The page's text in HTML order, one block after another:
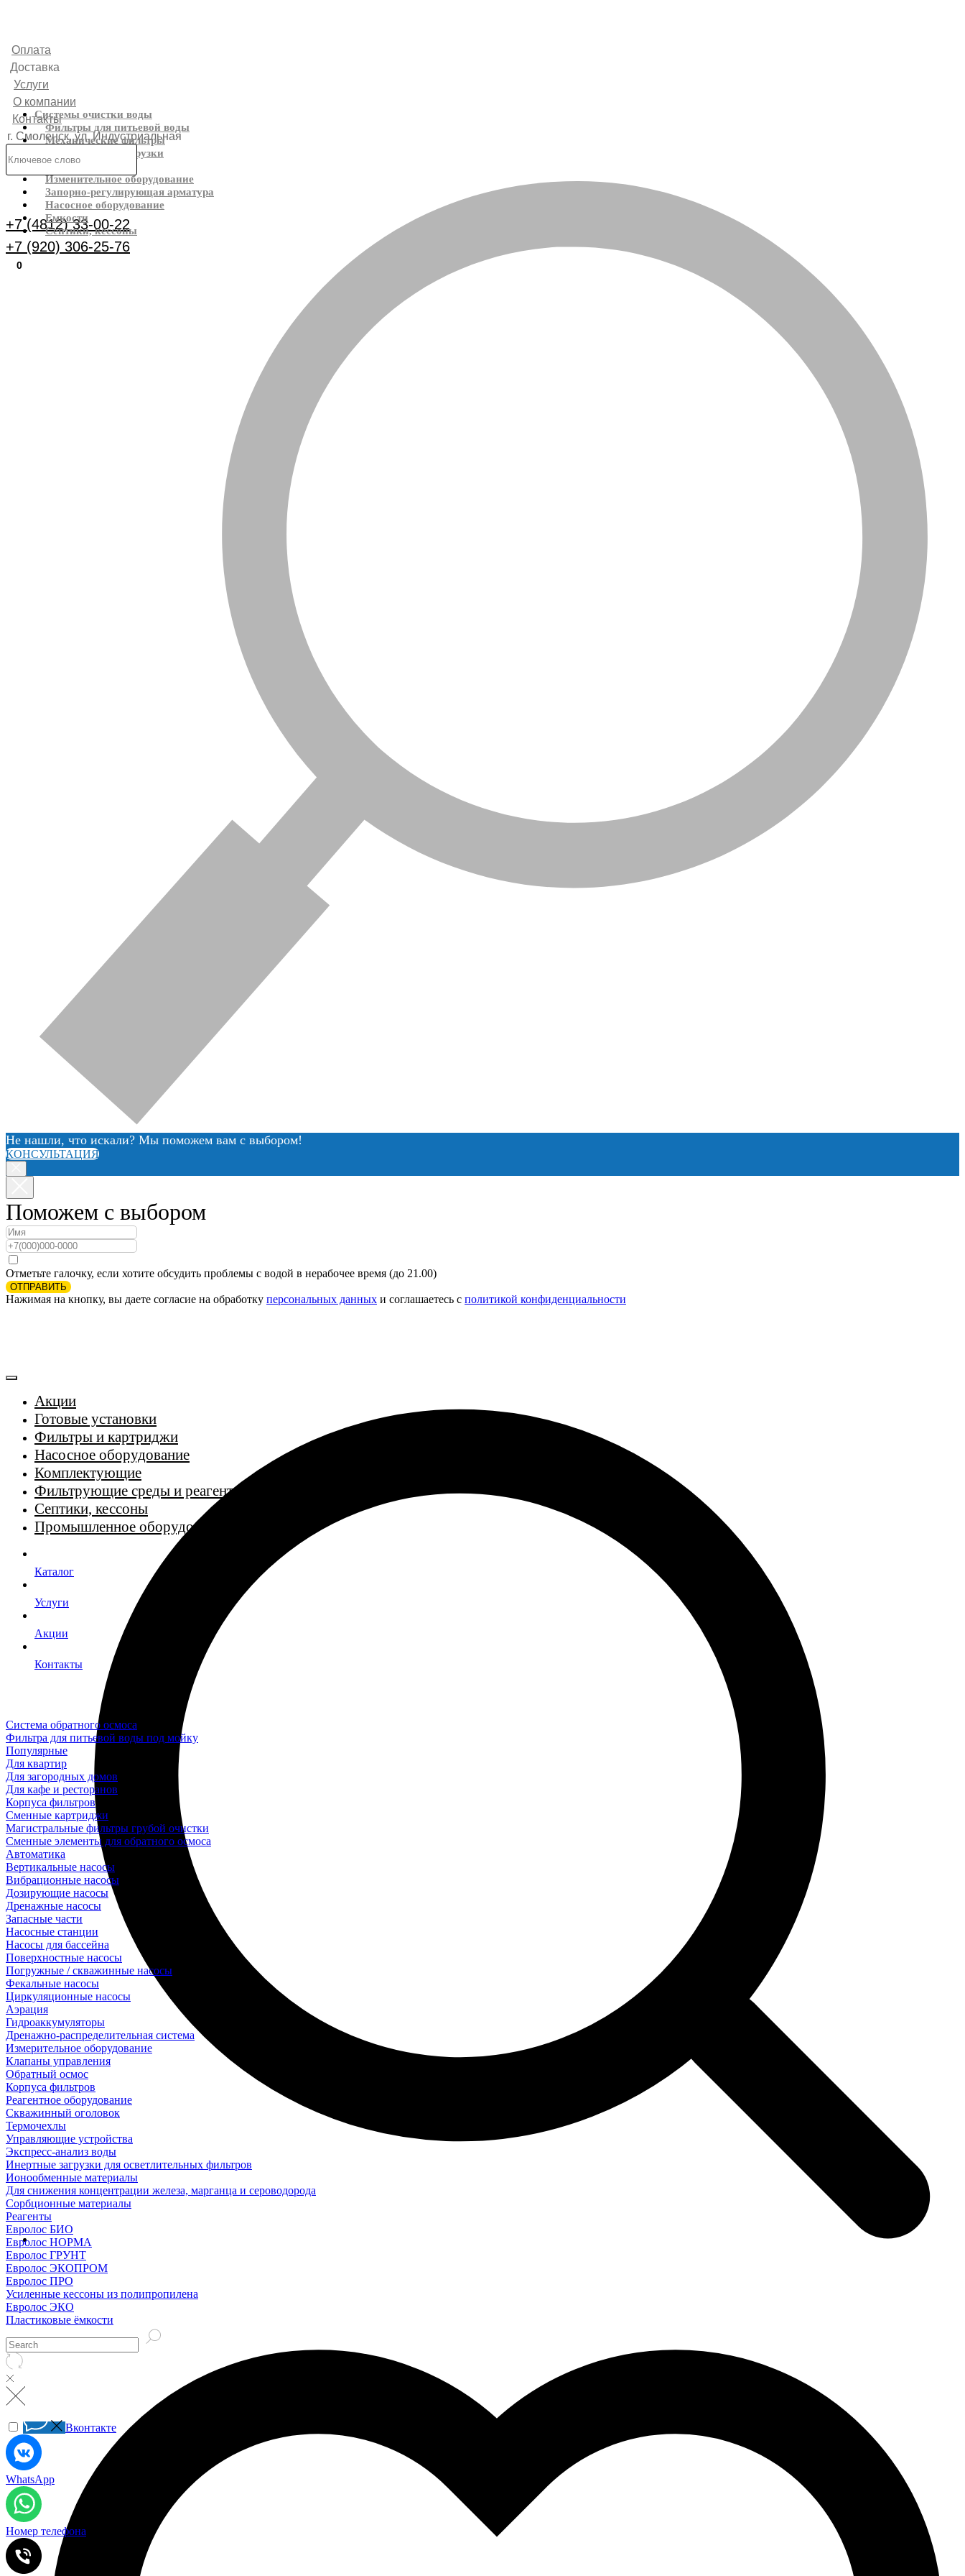
Оплата
Доставка
Услуги
О компании
Контакты
г. Смоленск, ул. Индустриальная
Каталог
+7 (4812) 33-00-22
+7 (920) 306-25-76
0
Системы очистки воды
Фильтры для питьевой воды
Механические фильтры
Фильтрующие загрузки
Реагенты
Изменительное оборудование
Запорно-регулирующая арматура
Насосное оборудование
Емкости
Септики, кессоны
Не нашли, что искали? Мы поможем вам с выбором!
КОНСУЛЬТАЦИЯ
Поможем с выбором
Отметьте галочку, если хотите обсудить проблемы с водой в нерабочее время (до 21.00)
ОТПРАВИТЬ
Нажимая на кнопку, вы даете согласие на обработку персональных данных и соглашаетесь c политикой конфиденциальности
Акции
Готовые установки
Фильтры и картриджи
Насосное оборудование
Комплектующие
Фильтрующие среды и реагенты
Септики, кессоны
Промышленное оборудование
Каталог
Услуги
Акции
Контакты
Система обратного осмоса
Фильтра для питьевой воды под мойку
Популярные
Для квартир
Для загородных домов
Для кафе и ресторанов
Корпуса фильтров
Сменные картриджи
Магистральные фильтры грубой очистки
Сменные элементы для обратного осмоса
Автоматика
Вертикальные насосы
Вибрационные насосы
Дозирующие насосы
Дренажные насосы
Запасные части
Насосные станции
Насосы для бассейна
Поверхностные насосы
Погружные / скважинные насосы
Фекальные насосы
Циркуляционные насосы
Аэрация
Гидроаккумуляторы
Дренажно-распределительная система
Измерительное оборудование
Клапаны управления
Обратный осмос
Корпуса фильтров
Реагентное оборудование
Скважинный оголовок
Термочехлы
Управляющие устройства
Экспресс-анализ воды
Инертные загрузки для осветлительных фильтров
Ионообменные материалы
Для снижения концентрации железа, марганца и сероводорода
Сорбционные материалы
Реагенты
Евролос БИО
Евролос НОРМА
Евролос ГРУНТ
Евролос ЭКОПРОМ
Евролос ПРО
Усиленные кессоны из полипропилена
Евролос ЭКО
Пластиковые ёмкости
Вконтакте
WhatsApp
Номер телефона